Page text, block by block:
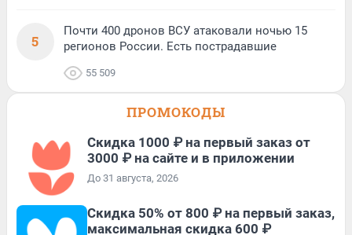
5
Почти 400 дронов ВСУ атаковали ночью 15
регионов России. Есть пострадавшие
55 509
ПРОМОКОДЫ
Скидка 1000 ₽ на первый заказ от
3000 ₽ на сайте и в приложении
До 31 августа, 2026
Скидка 50% от 800 ₽ на первый заказ,
максимальная скидка 600 ₽